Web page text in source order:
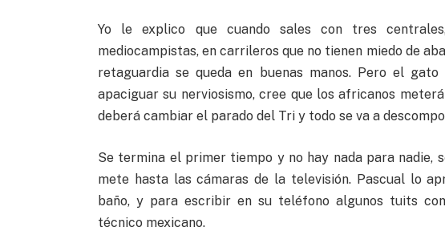
Yo le explico que cuando sales con tres
mediocampistas, en carrileros que no tienen miedo de
retaguardia se queda en buenas manos. Pero el
apaciguar su nerviosismo, cree que los africanos
deberá cambiar el parado del Tri y todo se va a
Se termina el primer tiempo y no hay nada para nadie,
mete hasta las cámaras de la televisión. Pascual lo
baño, y para escribir en su teléfono algunos tuits
técnico mexicano.